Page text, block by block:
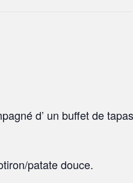
d’ un buffet de
patate douce.